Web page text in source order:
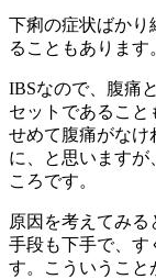
下痢の症状ばかり
ることもあります
IBSなので、腹痛
セットであること
せめて腹痛がなけ
に、と思いますが
ころです。
原因を考えてみ
手段も下手で、す
す。こういうこと